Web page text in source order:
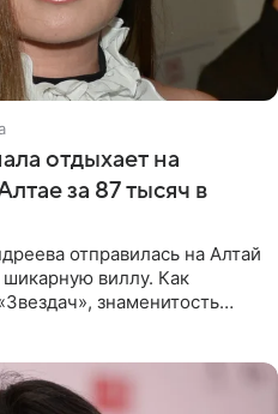
отдыхает на
за 87 тысяч в
отправилась на Алтай
виллу. Как
знаменитость